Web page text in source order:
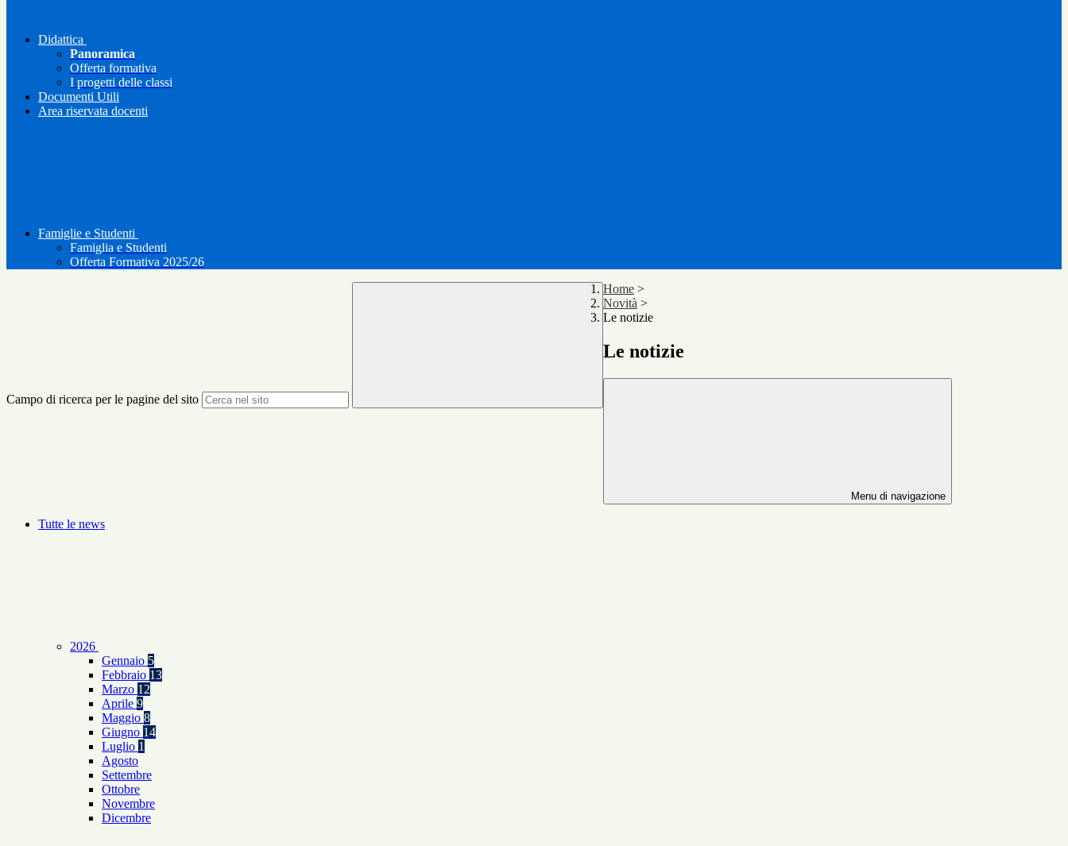
Didattica
Panoramica
Offerta formativa
I progetti delle classi
Documenti Utili
Area riservata docenti
Famiglie e Studenti
Famiglia e Studenti
Offerta Formativa 2025/26
Campo di ricerca per le pagine del sito
Home >
Novità >
Le notizie
Le notizie
Menu di navigazione
Tutte le news
2026
Gennaio 5
Febbraio 13
Marzo 12
Aprile 9
Maggio 8
Giugno 14
Luglio 1
Agosto
Settembre
Ottobre
Novembre
Dicembre